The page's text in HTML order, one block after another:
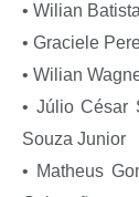
• Wilian
• Graciele
• Wilian
• Júlio César
Souza Junior
• Matheus